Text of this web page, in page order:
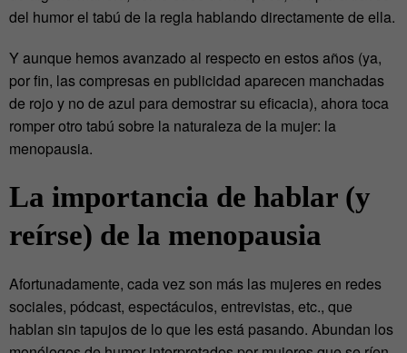
del humor el tabú de la regla hablando directamente de ella.
Y aunque hemos avanzado al respecto en estos años (ya,
por fin, las compresas en publicidad aparecen manchadas
de rojo y no de azul para demostrar su eficacia), ahora toca
romper otro tabú sobre la naturaleza de la mujer: la
menopausia.
La importancia de hablar (y
reírse) de la menopausia
Afortunadamente, cada vez son más las mujeres en redes
sociales, pódcast, espectáculos, entrevistas, etc., que
hablan sin tapujos de lo que les está pasando. Abundan los